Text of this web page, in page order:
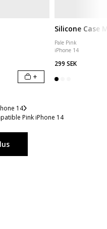
+
Silicone Case
Pale Pink
iPhone 14
299 SEK
14
Pink iPhone 14